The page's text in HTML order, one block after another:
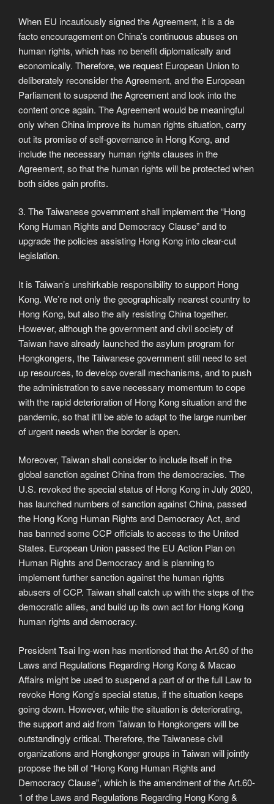
When EU incautiously signed the Agreement, it is a de
facto encouragement on China’s continuous abuses on
human rights, which has no benefit diplomatically and
economically. Therefore, we request European Union to
deliberately reconsider the Agreement, and the European
Parliament to suspend the Agreement and look into the
content once again. The Agreement would be meaningful
only when China improve its human rights situation, carry
out its promise of self-governance in Hong Kong, and
include the necessary human rights clauses in the
Agreement, so that the human rights will be protected when
both sides gain profits.
3. The Taiwanese government shall implement the “Hong
Kong Human Rights and Democracy Clause” and to
upgrade the policies assisting Hong Kong into clear-cut
legislation.
​It is Taiwan’s unshirkable responsibility to support Hong
Kong. We’re not only the geographically nearest country to
Hong Kong, but also the ally resisting China together.
However, although the government and civil society of
Taiwan have already launched the asylum program for
Hongkongers, the Taiwanese government still need to set
up resources, to develop overall mechanisms, and to push
the administration to save necessary momentum to cope
with the rapid deterioration of Hong Kong situation and the
pandemic, so that it’ll be able to adapt to the large number
of urgent needs when the border is open.
Moreover, Taiwan shall consider to include itself in the
global sanction against China from the democracies. The
U.S. revoked the special status of Hong Kong in July 2020,
has launched numbers of sanction against China, passed
the Hong Kong Human Rights and Democracy Act, and
has banned some CCP officials to access to the United
States. European Union passed the EU Action Plan on
Human Rights and Democracy and is planning to
implement further sanction against the human rights
abusers of CCP. Taiwan shall catch up with the steps of the
democratic allies, and build up its own act for Hong Kong
human rights and democracy.
President Tsai Ing-wen has mentioned that the Art.60 of the
Laws and Regulations Regarding Hong Kong & Macao
Affairs might be used to suspend a part of or the full Law to
revoke Hong Kong’s special status, if the situation keeps
going down. However, while the situation is deteriorating,
the support and aid from Taiwan to Hongkongers will be
outstandingly critical. Therefore, the Taiwanese civil
organizations and Hongkonger groups in Taiwan will jointly
propose the bill of “Hong Kong Human Rights and
Democracy Clause”, which is the amendment of the Art.60-
1 of the Laws and Regulations Regarding Hong Kong &